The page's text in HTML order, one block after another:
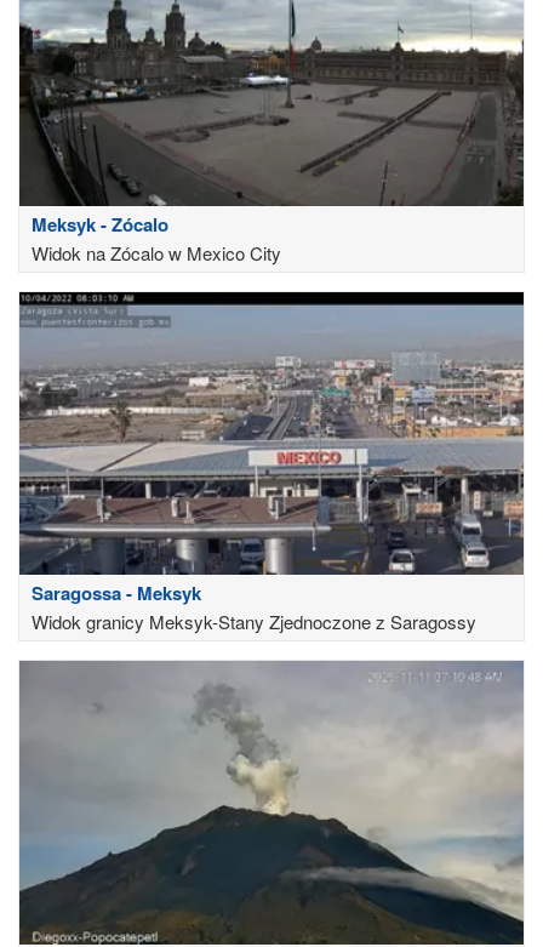
Meksyk - Zócalo
Widok na Zócalo w Mexico City
Saragossa - Meksyk
Widok granicy Meksyk-Stany Zjednoczone z Saragossy